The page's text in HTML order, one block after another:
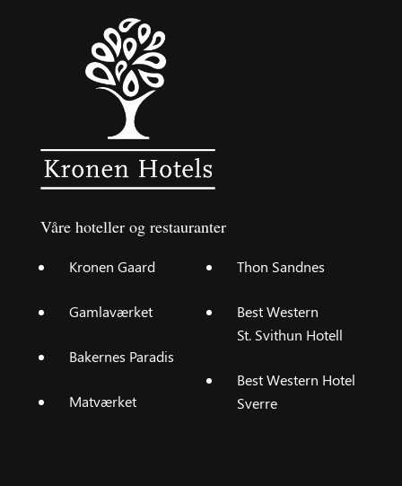
Våre hoteller og restauranter
Kronen Gaard
Gamlaværket
Bakernes Paradis
Matværket
Thon Sandnes
Best Western
St. Svithun Hotell
Best Western Hotel
Sverre